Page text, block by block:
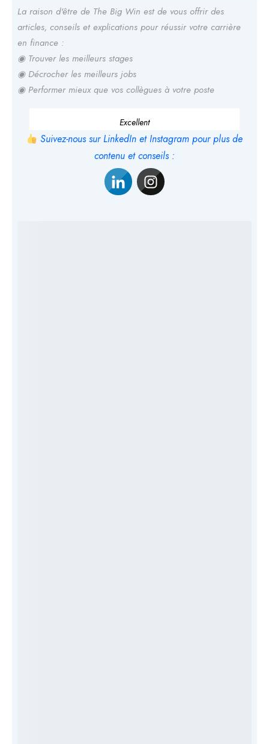
La raison d'être de The Big Win est de vous offrir des
articles, conseils et explications pour réussir votre carrière
en finance :
◉ Trouver les meilleurs stages
◉ Décrocher les meilleurs jobs
◉ Performer mieux que vos collègues à votre poste
Excellent
Suivez-nous sur LinkedIn et Instagram pour plus de
contenu et conseils :